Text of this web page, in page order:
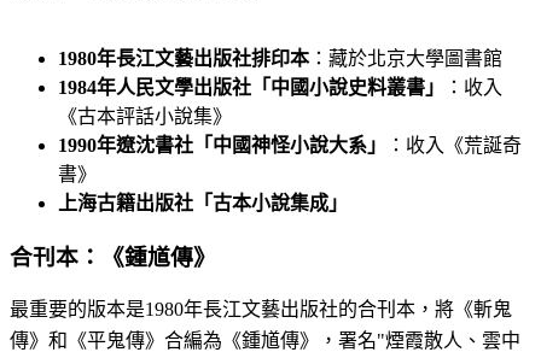
1980年長江文藝出版社排印本：藏於北京大學圖書館
1984年人民文學出版社「中國小說史料叢書」
：收入
《古本評話小說集》
1990年遼沈書社「中國神怪小說大系」
：收入《荒誕奇
書》
上海古籍出版社「古本小說集成」
合刊本：《鍾馗傳》
最重要的版本是1980年長江文藝出版社的合刊本，將《斬鬼
傳》和《平鬼傳》合編為《鍾馗傳》，署名"煙霞散人、雲中